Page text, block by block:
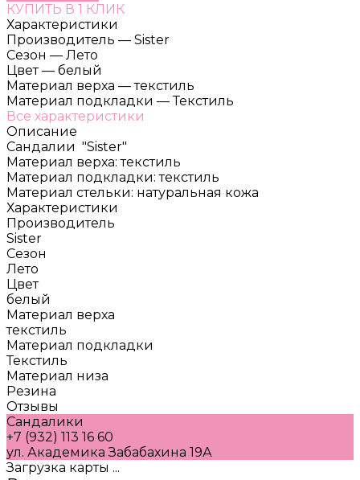
КУПИТЬ В 1 КЛИК
Характеристики
Производитель — Sister
Сезон — Лето
Цвет — белый
Материал верха — текстиль
Материал подкладки — Текстиль
Все характеристики
Описание
Сандалии "Sister"
Материал верха: текстиль
Материал подкладки: текстиль
Материал стельки: натуральная кожа
Характеристики
Производитель
Sister
Сезон
Лето
Цвет
белый
Материал верха
текстиль
Материал подкладки
Текстиль
Материал низа
Резина
Отзывы
Сандалики
+7 (932) 113 16 60
ул. Академика Забабахина 19А
Загрузка карты ...